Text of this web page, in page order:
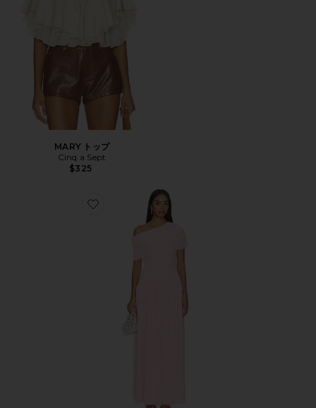
MARY トップ
Cinq a Sept
$325
Favorite FRANKIE マキシドレス